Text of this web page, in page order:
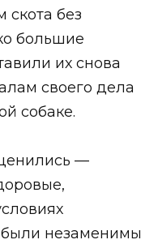
скота без
большие
их снова
своего дела
собаке.
—
были незаменимы